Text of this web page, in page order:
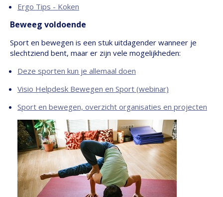
Ergo Tips - Koken
Beweeg voldoende
Sport en bewegen is een stuk uitdagender wanneer je
slechtziend bent, maar er zijn vele mogelijkheden:
Deze sporten kun je allemaal doen
Visio Helpdesk Bewegen en Sport (webinar)
Sport en bewegen, overzicht organisaties en projecten